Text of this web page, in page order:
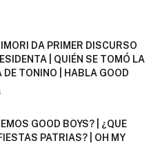
DA PRIMER DISCURSO
| QUIÉN SE TOMÓ LA
DE TONINO | HABLA GOOD
GOOD BOYS? | ¿QUE
PATRIAS? | OH MY